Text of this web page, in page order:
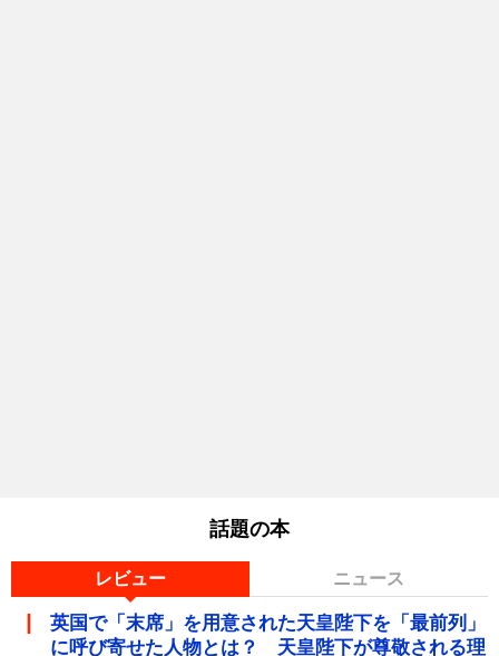
話題の本
レビュー ニュース
英国で「末席」を用意された天皇陛下を「最前列」
に呼び寄せた人物とは？ 天皇陛下が尊敬される理